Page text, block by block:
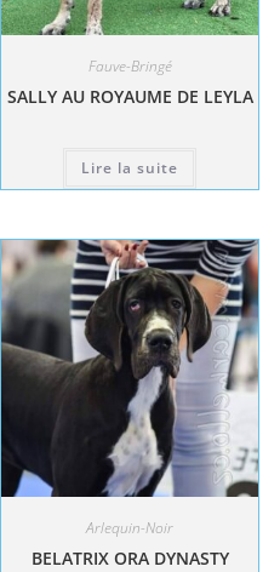
Fauve-Bringé
SALLY AU ROYAUME DE LEYLA
Lire la suite
Arlequin-Noir
BELATRIX ORA DYNASTY